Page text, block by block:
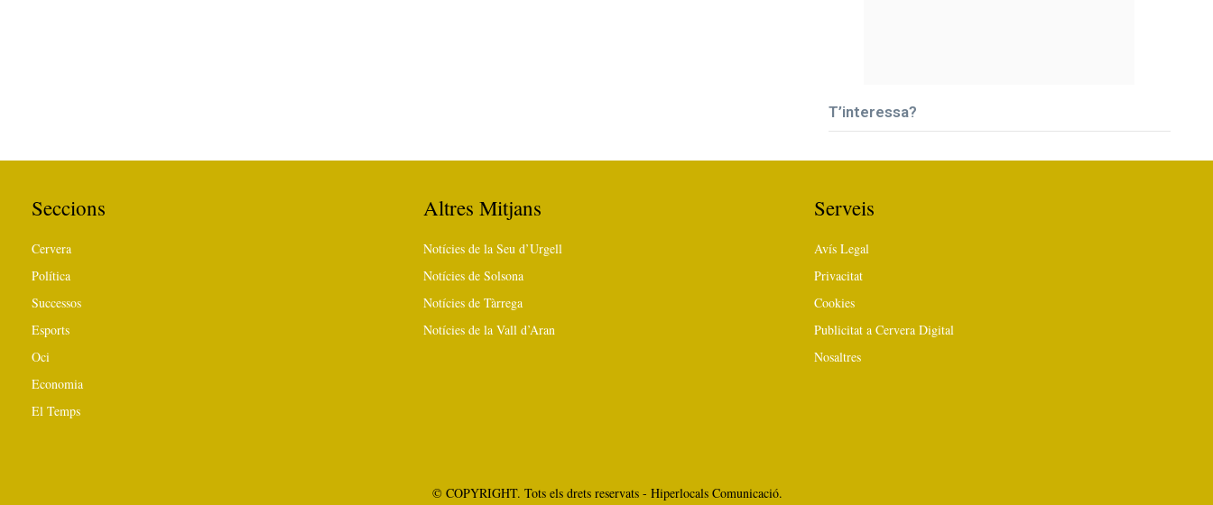
T’interessa?
Seccions
Cervera
Política
Successos
Esports
Oci
Economia
El Temps
Altres Mitjans
Notícies de la Seu d’Urgell
Notícies de Solsona
Notícies de Tàrrega
Notícies de la Vall d’Aran
Serveis
Avís Legal
Privacitat
Cookies
Publicitat a Cervera Digital
Nosaltres
© COPYRIGHT. Tots els drets reservats - Hiperlocals Comunicació.